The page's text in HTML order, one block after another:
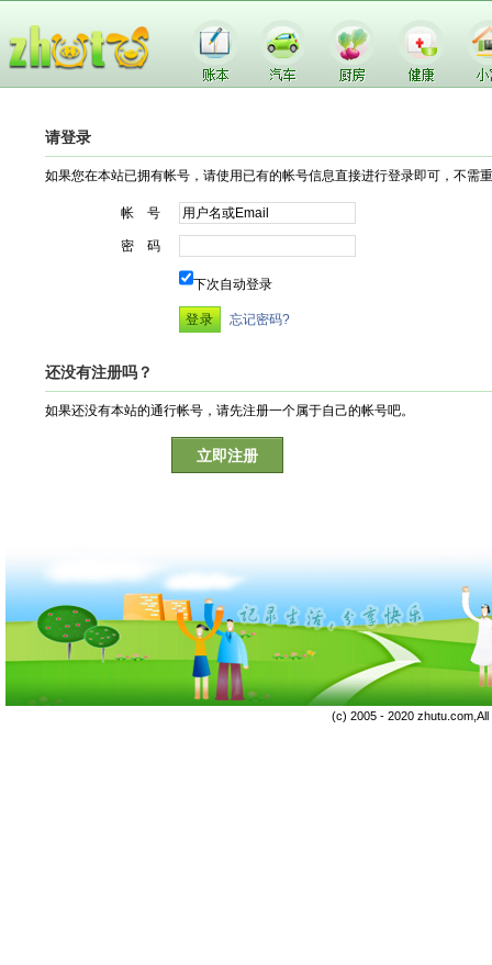
请登录
如果您在本站已拥有帐号，请使用已有的帐号信息直接进行登录即可，不需
帐 号
密 码
下次自动登录
忘记密码?
还没有注册吗？
如果还没有本站的通行帐号，请先注册一个属于自己的帐号吧。
立即注册
(c) 2005 - 2020